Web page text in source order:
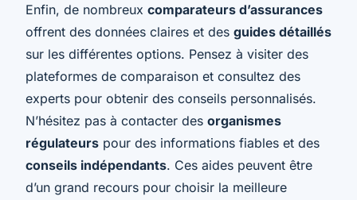
Enfin, de nombreux comparateurs d’assurances
offrent des données claires et des guides détaillés
sur les différentes options. Pensez à visiter des
plateformes de comparaison et consultez des
experts pour obtenir des conseils personnalisés.
N’hésitez pas à contacter des organismes
régulateurs pour des informations fiables et des
conseils indépendants. Ces aides peuvent être
d’un grand recours pour choisir la meilleure